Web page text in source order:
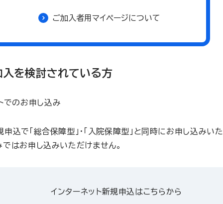
ご加入者用マイページについて
入を検討されている方
でのお申し込み
申込で「総合保障型」・「入院保障型」と同時にお申し込みい
ではお申し込みいただけません。
インターネット新規申込はこちらから